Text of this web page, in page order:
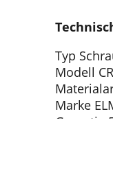
Typ
Modell
Marke
Garantie 5